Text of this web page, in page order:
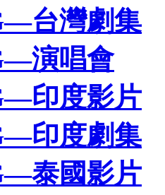
台灣劇集
演唱會
印度影片
印度劇集
泰國影片